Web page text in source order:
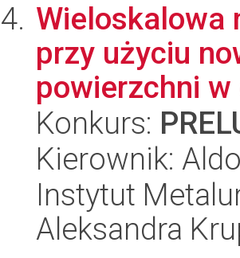
Wieloskalowa
przy użyciu
powierzchni
Konkurs:
Kierownik:
Instytut
Aleksandra